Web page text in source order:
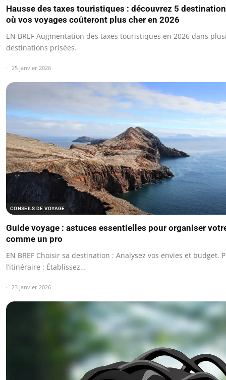
Hausse des taxes touristiques : découvrez 5
où vos voyages coûteront plus cher en 2026
EN BREF Augmentation des taxes touristiques en 2026 dans
destinations prisées.
25 janvier 2026
CONSEILS DE VOYAGE
Guide voyage : astuces essentielles pour organiser
comme un pro
EN BREF Choisir sa destination : Analysez vos envies et budget.
l’itinéraire : Établissez…
23 janvier 2026